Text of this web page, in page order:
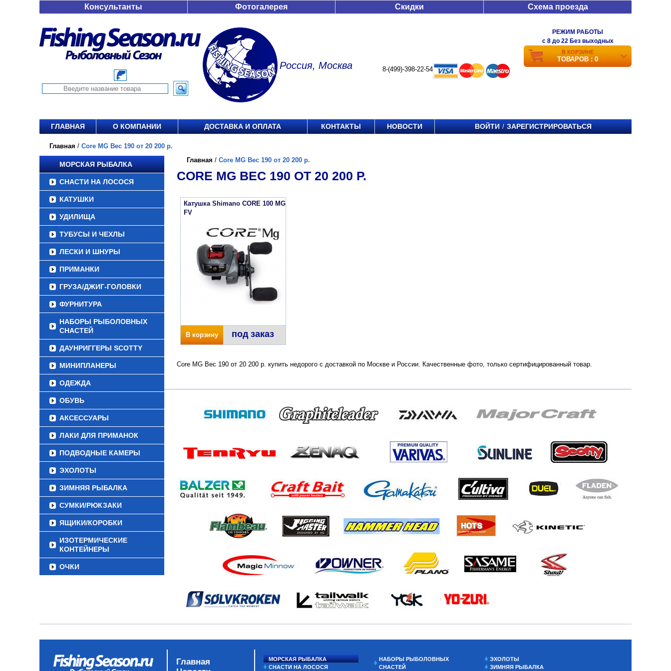
Консультанты Фотогалерея Скидки Схема проезда
Россия, Москва 8-(499)-398-22-54
РЕЖИМ РАБОТЫ
c 8 до 22 Без выходных
В КОРЗИНЕ
ТОВАРОВ : 0
ГЛАВНАЯ О КОМПАНИИ ДОСТАВКА И ОПЛАТА КОНТАКТЫ НОВОСТИ ВОЙТИ / ЗАРЕГИСТРИРОВАТЬСЯ
Главная / Core MG Вес 190 от 20 200 р.
МОРСКАЯ РЫБАЛКА
СНАСТИ НА ЛОСОСЯ
КАТУШКИ
УДИЛИЩА
ТУБУСЫ И ЧЕХЛЫ
ЛЕСКИ И ШНУРЫ
ПРИМАНКИ
ГРУЗА/ДЖИГ-ГОЛОВКИ
ФУРНИТУРА
НАБОРЫ РЫБОЛОВНЫХ
СНАСТЕЙ
ДАУНРИГГЕРЫ SCOTTY
МИНИПЛАНЕРЫ
ОДЕЖДА
ОБУВЬ
АКСЕССУАРЫ
ЛАКИ ДЛЯ ПРИМАНОК
ПОДВОДНЫЕ КАМЕРЫ
ЭХОЛОТЫ
ЗИМНЯЯ РЫБАЛКА
СУМКИ/РЮКЗАКИ
ЯЩИКИ/КОРОБКИ
ИЗОТЕРМИЧЕСКИЕ
КОНТЕЙНЕРЫ
ОЧКИ
Главная / Core MG Вес 190 от 20 200 р.
CORE MG ВЕС 190 ОТ 20 200 Р.
Катушка Shimano CORE 100 MG
FV
В корзину под заказ
Core MG Вес 190 от 20 200 р. купить недорого с доставкой по Москве и России. Качественные фото, только сертифицированный товар.
Главная
МОРСКАЯ РЫБАЛКА
СНАСТИ НА ЛОСОСЯ
НАБОРЫ РЫБОЛОВНЫХ
СНАСТЕЙ
ЭХОЛОТЫ
ЗИМНЯЯ РЫБАЛКА